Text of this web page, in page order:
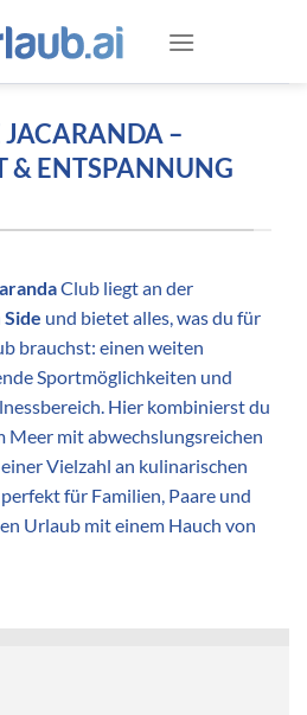
–
& ENTSPANNUNG
Club liegt an der
Side und bietet alles, was du für
brauchst: einen weiten
Sportmöglichkeiten und
Hier kombinierst du
Meer mit abwechslungsreichen
Vielzahl an kulinarischen
für Familien, Paare und
Urlaub mit einem Hauch von